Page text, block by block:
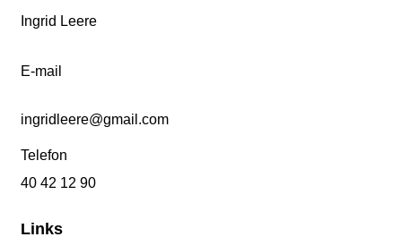
Ingrid Leere
E-mail
ingridleere@gmail.com
Telefon
40 42 12 90
Links